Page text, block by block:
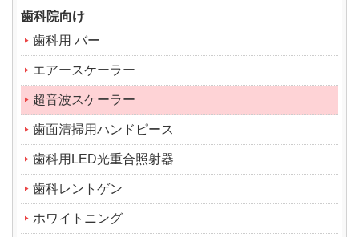
歯科院向け
歯科用 バー
エアースケーラー
超音波スケーラー
歯面清掃用ハンドピース
歯科用LED光重合照射器
歯科レントゲン
ホワイトニング